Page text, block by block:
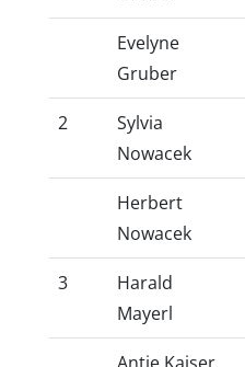
Evelyne
Gruber
2
Sylvia
Nowacek
Herbert
Nowacek
3
Harald
Mayerl